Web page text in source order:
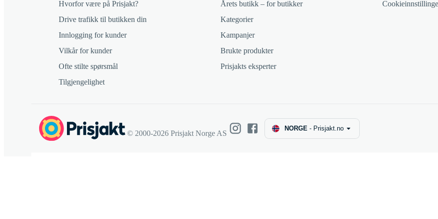
Hvorfor være på Prisjakt?
Drive trafikk til butikken din
Innlogging for kunder
Vilkår for kunder
Ofte stilte spørsmål
Tilgjengelighet
Årets butikk – for butikker
Kategorier
Kampanjer
Brukte produkter
Prisjakts eksperter
© 2000-2026 Prisjakt Norge AS
NORGE - Prisjakt.no